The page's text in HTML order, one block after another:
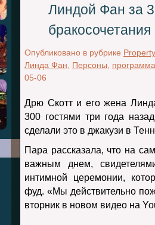
Линдой Фан за
бракосочетания
Опубликовано в рубрике
Линда Фан
Персоны
05-06
Дрю Скотт и его жена
300 гостями три года
сделали это в джакузи в
Пара рассказала, что на
важным днем,
интимной церемонии,
фуд. «Мы действительно
вторник в новом видео на